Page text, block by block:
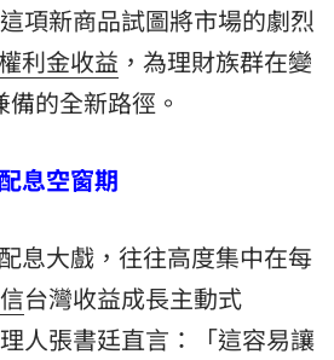
項新商品試圖將市場的劇烈
權利金收益 ，為理財族群在變
的全新路徑。
息空窗期
息大戲，往往高度集中在每
台灣收益成長主動式
人張書廷直言：「這容易讓